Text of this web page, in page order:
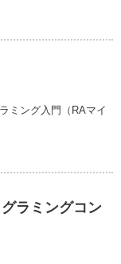
ミング入門（RAマイ
ラミングコン